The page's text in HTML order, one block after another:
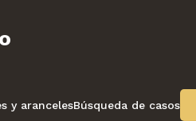
y arancelesBúsqueda de casos